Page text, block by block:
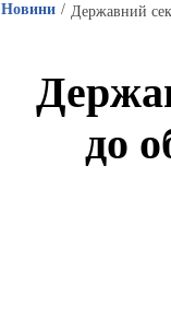
Новини Державний
до